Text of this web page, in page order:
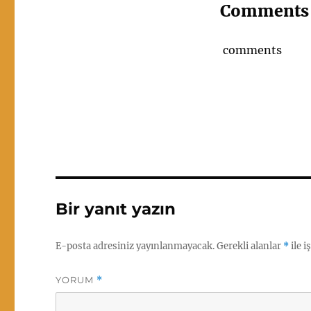
Comments
comments
Bir yanıt yazın
E-posta adresiniz yayınlanmayacak.Gerekli alanlar *ile
YORUM *